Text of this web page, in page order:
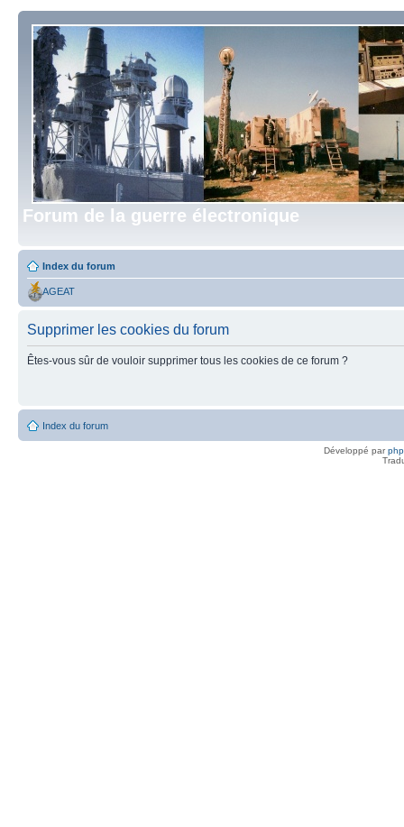
Forum de la guerre électronique
Index du forum
AGEAT
Supprimer les cookies du forum
Êtes-vous sûr de vouloir supprimer tous les cookies de ce forum ?
Index du forum
Développé par